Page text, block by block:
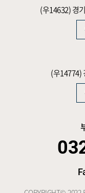
(우14632)경
(우14774)